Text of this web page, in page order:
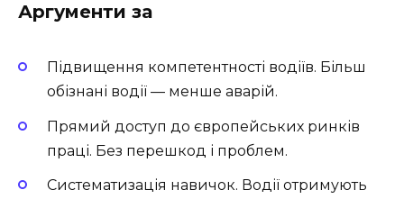
Аргументи за
Підвищення компетентності водіїв. Більш
обізнані водії — менше аварій.
Прямий доступ до європейських ринків
праці. Без перешкод і проблем.
Систематизація навичок. Водії отримують